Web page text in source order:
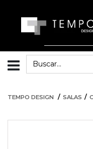
TEMPO DESIGN SALAS